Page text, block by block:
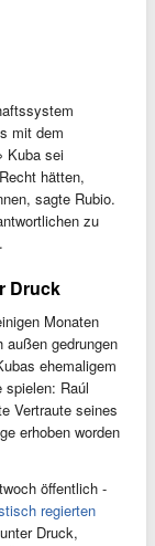
mit dem
Kuba sei
hätten,
sagte Rubio.
zu
Druck
Monaten
außen gedrungen
ehemaligem
spielen: Raúl
Vertraute seines
erhoben worden
öffentlich -
regierten
Druck,